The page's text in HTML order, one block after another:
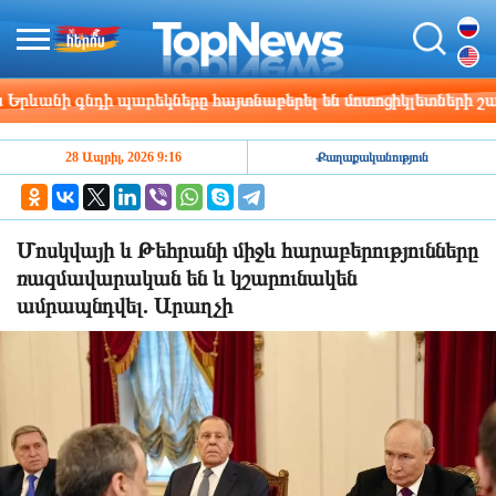
գնդի պարեկները հայտնաբերել են մոտոցիկլետների
28 Ապրիլ, 2026 9:16 Քաղաքականություն
Մոսկվայի և Թեհրանի միջև հարաբերությունները
ռազմավարական են և կշարունակեն
ամրապնդվել. Արաղչի